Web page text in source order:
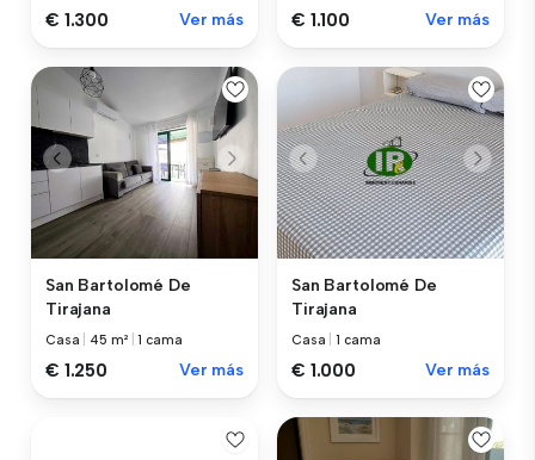
€ 1.300 Ver más € 1.100 Ver más
San Bartolomé De
Tirajana
Casa 45 m² |1 cama
€ 1.250 Ver más
San Bartolomé De
Tirajana
Casa |1 cama
€ 1.000 Ver más